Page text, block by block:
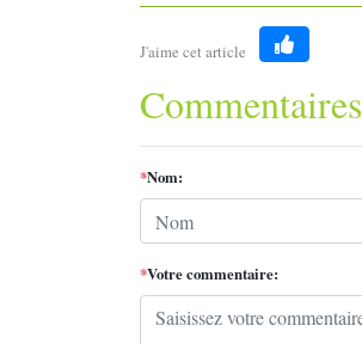
J'aime cet article
Like
Commentaires
*Nom:
*Votre commentaire: